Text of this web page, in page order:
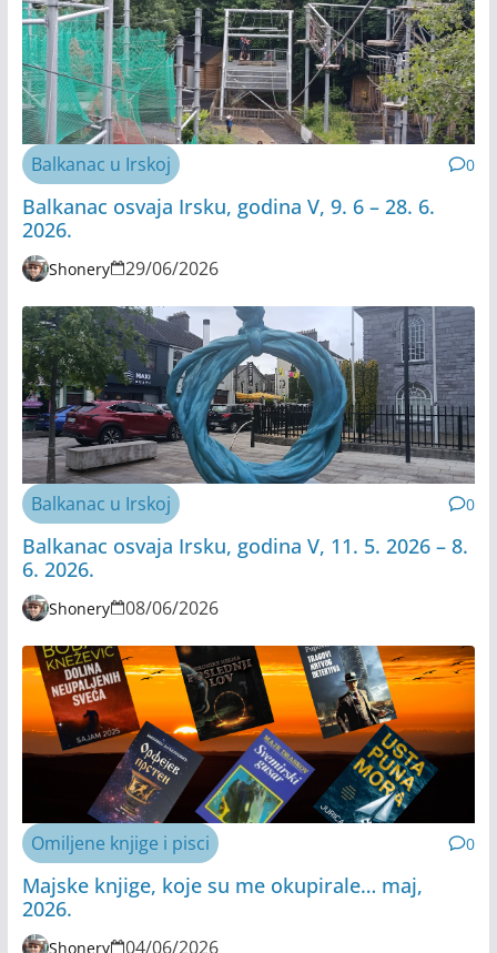
Balkanac u Irskoj 0
Balkanac osvaja Irsku, godina V, 9. 6 – 28. 6.
2026.
Shonery 29/06/2026
Balkanac u Irskoj 0
Balkanac osvaja Irsku, godina V, 11. 5. 2026 – 8.
6. 2026.
Shonery 08/06/2026
Omiljene knjige i pisci 0
Majske knjige, koje su me okupirale… maj,
2026.
Shonery 04/06/2026